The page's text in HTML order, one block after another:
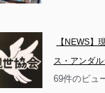
【NEWS】
ス・アンダ
69件のビュ